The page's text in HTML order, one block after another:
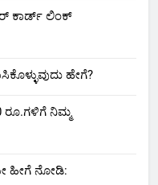
ಕಾರ್ಡ್ ಲಿಂಕ್
ಹೇಗೆ?
ರೂ.ಗಳಿಗೆ ನಿಮ್ಮ
ಹೀಗೆ ನೋಡಿ: